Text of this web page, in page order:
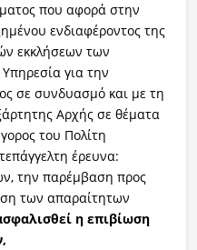
που αφορά στην
ενδιαφέροντος της
εκκλήσεων των
για την
σε συνδυασμό και με τη
Αρχής σε θέματα
του Πολίτη
έρευνα:
την παρέμβαση προς
των απαραίτητων
η επιβίωση